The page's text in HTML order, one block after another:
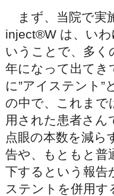
まず、当院で実
inject®W は、い
いうことで、多く
年になって出てき
に”アイステント”
の中で、これまで
用された患者さん
点眼の本数を減ら
告や、もともと普
下するという報告
ステントを併用す